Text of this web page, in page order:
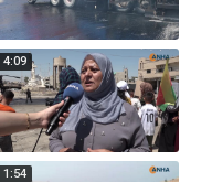
4:09
1:54